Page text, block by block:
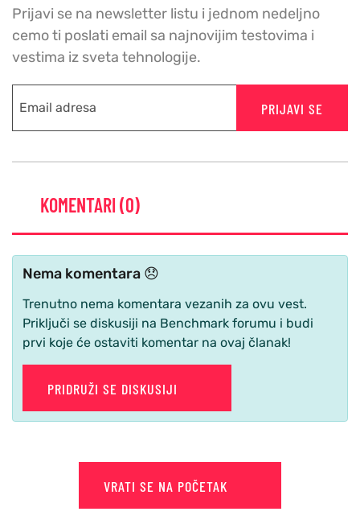
Prijavi se na newsletter listu i jednom nedeljno
cemo ti poslati email sa najnovijim testovima i
vestima iz sveta tehnologije.
PRIJAVI SE
KOMENTARI (0)
Nema komentara 😞
Trenutno nema komentara vezanih za ovu vest.
Priključi se diskusiji na Benchmark forumu i budi
prvi koje će ostaviti komentar na ovaj članak!
PRIDRUŽI SE DISKUSIJI
VRATI SE NA POČETAK